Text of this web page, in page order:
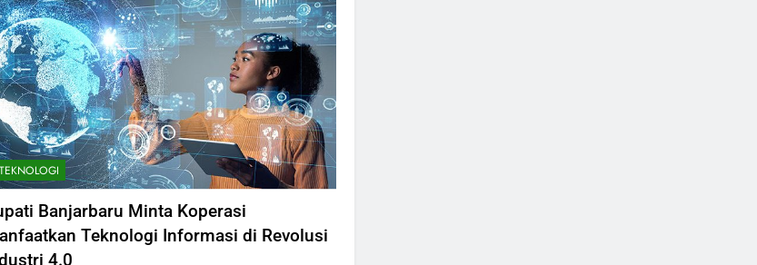
TEKNOLOGI
Banjarbaru Minta Koperasi
Teknologi Informasi di Revolusi
4.0